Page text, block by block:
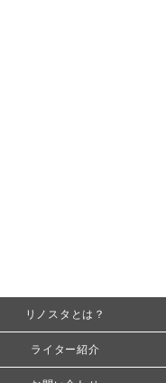
リノスタとは？
ライター紹介